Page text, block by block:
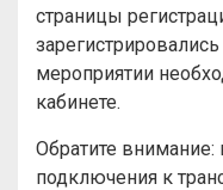
страницы
мероприятии
кабинете.
Обратите
подключения к